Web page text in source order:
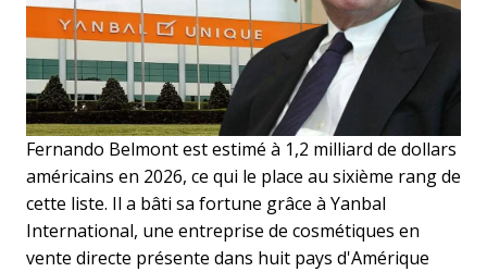
Fernando Belmont est estimé à 1,2 milliard de dollars
américains en 2026, ce qui le place au sixième rang de
cette liste. Il a bâti sa fortune grâce à Yanbal
International, une entreprise de cosmétiques en
vente directe présente dans huit pays d'Amérique